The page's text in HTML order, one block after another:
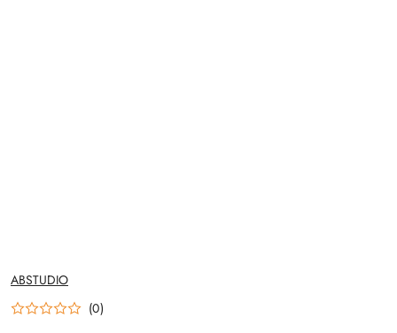
NAZWA
PRODUCENTA:
ABSTUDIO
(0)